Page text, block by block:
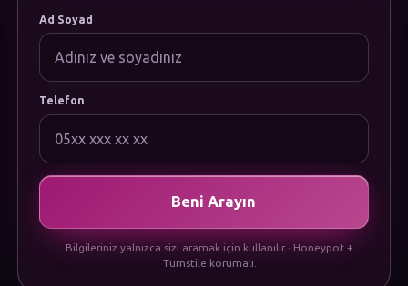
Gizlilik Politikası
Çerez Politikası
Kullanım Koşulları
Ad Soyad
Telefon
Beni Arayın
Bilgileriniz yalnızca sizi aramak için kullanılır · Honeypot +
Turnstile korumalı.